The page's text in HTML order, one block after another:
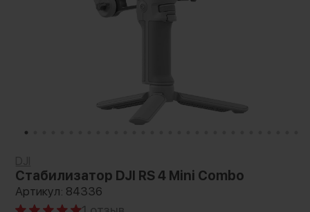
Стабилизатор DJI RS 4 Mini Combo
Артикул: 84336